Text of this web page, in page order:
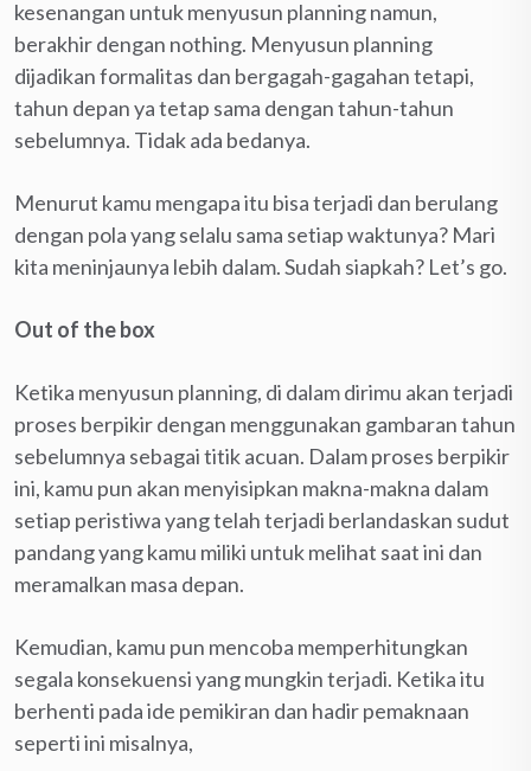
kesenangan untuk menyusun planning namun,
berakhir dengan nothing. Menyusun planning
dijadikan formalitas dan bergagah-gagahan tetapi,
tahun depan ya tetap sama dengan tahun-tahun
sebelumnya. Tidak ada bedanya.
Menurut kamu mengapa itu bisa terjadi dan berulang
dengan pola yang selalu sama setiap waktunya? Mari
kita meninjaunya lebih dalam. Sudah siapkah? Let’s go.
Out of the box
Ketika menyusun planning, di dalam dirimu akan terjadi
proses berpikir dengan menggunakan gambaran tahun
sebelumnya sebagai titik acuan. Dalam proses berpikir
ini, kamu pun akan menyisipkan makna-makna dalam
setiap peristiwa yang telah terjadi berlandaskan sudut
pandang yang kamu miliki untuk melihat saat ini dan
meramalkan masa depan.
Kemudian, kamu pun mencoba memperhitungkan
segala konsekuensi yang mungkin terjadi. Ketika itu
berhenti pada ide pemikiran dan hadir pemaknaan
seperti ini misalnya,